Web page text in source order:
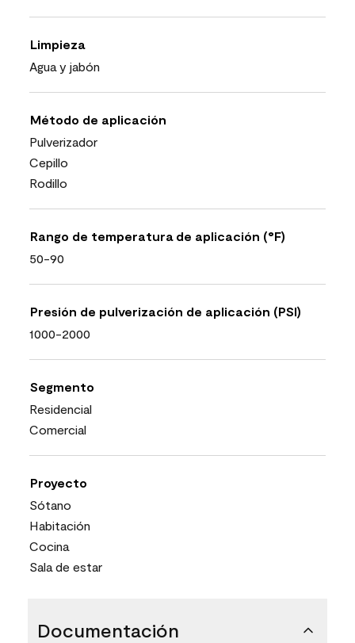
Limpieza
Agua y jabón
Método de aplicación
Pulverizador
Cepillo
Rodillo
Rango de temperatura de aplicación (°F)
50-90
Presión de pulverización de aplicación (PSI)
1000-2000
Segmento
Residencial
Comercial
Proyecto
Sótano
Habitación
Cocina
Sala de estar
Documentación